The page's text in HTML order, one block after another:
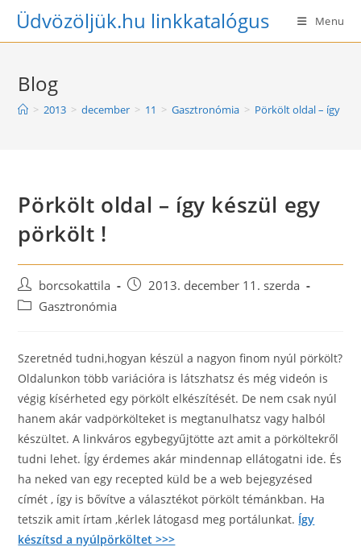
SkipÜdvözöljük.hu linkkatalógus Menu
Blog
> 2013 > december > 11 > Gasztronómia > Pörkölt oldal – így
Pörkölt oldal – így készül egy
pörkölt !
Post
author:
borcsokattila
Post2013. december 11. szerda
PostGasztronómia
Szeretnéd tudni,hogyan készül a nagyon finom nyúl pörkölt?
Oldalunkon több variációra is látszhatsz és még videón is
végig kísérheted egy pörkölt elkészítését. De nem csak nyúl
hanem akár vadpörkölteket is megtanulhatsz vagy halból
készültet. A linkváros egybegyűjtötte azt amit a pörköltekről
tudni lehet. Így érdemes akár mindennap ellátogatni ide. És
ha neked van egy recepted küld be a web bejegyzésed
címét , így is bővítve a választékot pörkölt témánkban. Ha
tetszik amit írtam ,kérlek látogasd meg portálunkat. Így
készítsd a nyúlpörköltet >>>